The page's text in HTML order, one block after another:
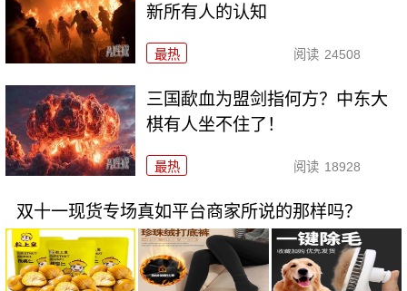
新所有人的认知
最热 阅读 24508
三国歃血为盟剑指何方？中东大
棋有人坐不住了！
最热 阅读 18928
双十一现货专场真如平台商家所说的那样吗？